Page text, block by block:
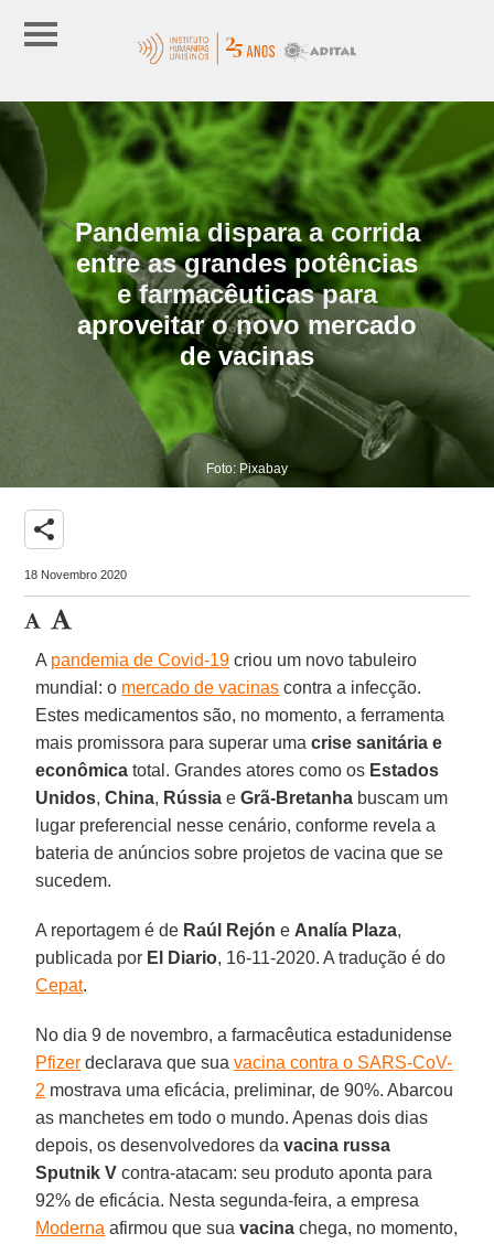
Pandemia dispara a corrida
entre as grandes potências
e farmacêuticas para
aproveitar o novo mercado
de vacinas
Foto: Pixabay
share
18 Novembro 2020
A pandemia de Covid-19 criou um novo tabuleiro
mundial: o mercado de vacinas contra a infecção.
Estes medicamentos são, no momento, a ferramenta
mais promissora para superar umacrise sanitária e
econômica total. Grandes atores como os Estados
Unidos,China, Rússia eGrã-Bretanha buscam um
lugar preferencial nesse cenário, conforme revela a
bateria de anúncios sobre projetos de vacina que se
sucedem.
A reportagem é de Raúl Rejón e Analía Plaza,
publicada por El Diario, 16-11-2020. A tradução é do
Cepat.
No dia 9 de novembro, a farmacêutica estadunidense
Pfizer declarava que suavacina contra o SARS-CoV-
2 mostrava uma eficácia, preliminar, de 90%. Abarcou
as manchetes em todo o mundo. Apenas dois dias
depois, os desenvolvedores davacina russa
Sputnik V contra-atacam: seu produto aponta para
92% de eficácia. Nesta segunda-feira, a empresa
Moderna afirmou que suavacina chega, no momento,